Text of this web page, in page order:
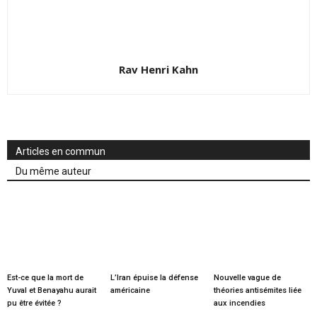
Rav Henri Kahn
Articles en commun
Du même auteur
Est-ce que la mort de
Yuval et Benayahu aurait
pu être évitée ?
L’Iran épuise la défense
américaine
Nouvelle vague de
théories antisémites liée
aux incendies